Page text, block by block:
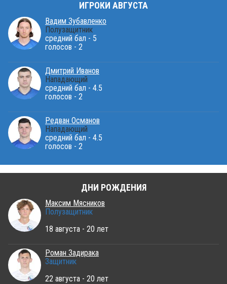
ИГРОКИ АВГУСТА
Вадим Зубавленко
Полузащитник
средний бал - 5
голосов - 2
Дмитрий Иванов
Нападающий
средний бал - 4.5
голосов - 2
Редван Османов
Нападающий
средний бал - 4.5
голосов - 2
ДНИ РОЖДЕНИЯ
Максим Мясников
Полузащитник
18 августа - 20 лет
Роман Задирака
Защитник
22 августа - 20 лет